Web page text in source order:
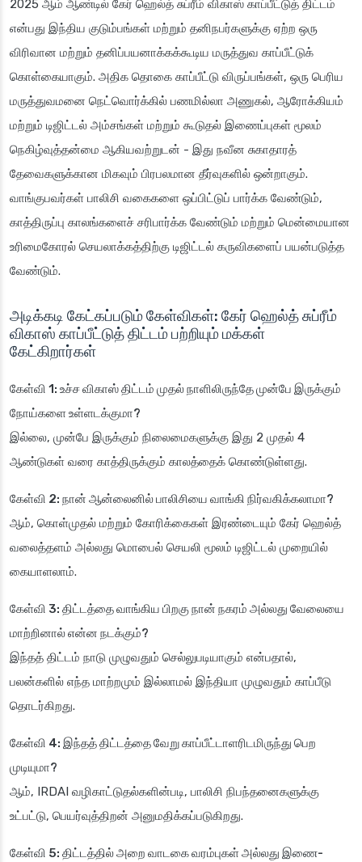
2025 ஆம் ஆண்டில் கேர் ஹெல்த் சுப்ரீம் விகாஸ் காப்பீட்டுத் திட்டம்
என்பது இந்திய குடும்பங்கள் மற்றும் தனிநபர்களுக்கு ஏற்ற ஒரு
விரிவான மற்றும் தனிப்பயனாக்கக்கூடிய மருத்துவ காப்பீட்டுக்
கொள்கையாகும். அதிக தொகை காப்பீட்டு விருப்பங்கள், ஒரு பெரிய
மருத்துவமனை நெட்வொர்க்கில் பணமில்லா அணுகல், ஆரோக்கியம்
மற்றும் டிஜிட்டல் அம்சங்கள் மற்றும் கூடுதல் இணைப்புகள் மூலம்
நெகிழ்வுத்தன்மை ஆகியவற்றுடன் - இது நவீன சுகாதாரத்
தேவைகளுக்கான மிகவும் பிரபலமான தீர்வுகளில் ஒன்றாகும்.
வாங்குபவர்கள் பாலிசி வகைகளை ஒப்பிட்டுப் பார்க்க வேண்டும்,
காத்திருப்பு காலங்களைச் சரிபார்க்க வேண்டும் மற்றும் மென்மையான
உரிமைகோரல் செயலாக்கத்திற்கு டிஜிட்டல் கருவிகளைப் பயன்படுத்த
வேண்டும்.
அடிக்கடி கேட்கப்படும் கேள்விகள்: கேர் ஹெல்த் சுப்ரீம்
விகாஸ் காப்பீட்டுத் திட்டம் பற்றியும் மக்கள்
கேட்கிறார்கள்
கேள்வி 1: உச்ச விகாஸ் திட்டம் முதல் நாளிலிருந்தே முன்பே இருக்கும்
நோய்களை உள்ளடக்குமா?
இல்லை, முன்பே இருக்கும் நிலைமைகளுக்கு இது 2 முதல் 4
ஆண்டுகள் வரை காத்திருக்கும் காலத்தைக் கொண்டுள்ளது.
கேள்வி 2: நான் ஆன்லைனில் பாலிசியை வாங்கி நிர்வகிக்கலாமா?
ஆம், கொள்முதல் மற்றும் கோரிக்கைகள் இரண்டையும் கேர் ஹெல்த்
வலைத்தளம் அல்லது மொபைல் செயலி மூலம் டிஜிட்டல் முறையில்
கையாளலாம்.
கேள்வி 3: திட்டத்தை வாங்கிய பிறகு நான் நகரம் அல்லது வேலையை
மாற்றினால் என்ன நடக்கும்?
இந்தத் திட்டம் நாடு முழுவதும் செல்லுபடியாகும் என்பதால்,
பலன்களில் எந்த மாற்றமும் இல்லாமல் இந்தியா முழுவதும் காப்பீடு
தொடர்கிறது.
கேள்வி 4: இந்தத் திட்டத்தை வேறு காப்பீட்டாளரிடமிருந்து பெற
முடியுமா?
ஆம், IRDAI வழிகாட்டுதல்களின்படி, பாலிசி நிபந்தனைகளுக்கு
உட்பட்டு, பெயர்வுத்திறன் அனுமதிக்கப்படுகிறது.
கேள்வி 5: திட்டத்தில் அறை வாடகை வரம்புகள் அல்லது இணை-